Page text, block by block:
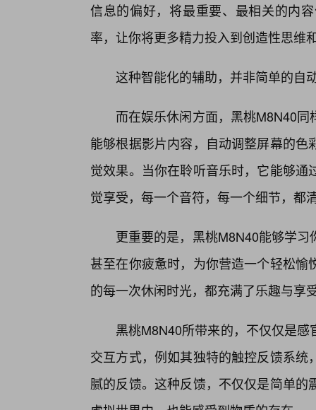
信息的偏好，将最重要、最相关的内
率，让你将更多精力投入到创造性思维
这种智能化的辅助，并非简单的自
而在娱乐休闲方面，黑桃M8N40
能够根据影片内容，自动调整屏幕的
觉效果。当你在聆听音乐时，它能够
觉享受，每一个音符，每一个细节，都
更重要的是，黑桃M8N40能够学
甚至在你疲惫时，为你营造一个轻松
的每一次休闲时光，都充满了乐趣与享
黑桃M8N40所带来的，不仅仅是
交互方式，例如其独特的触控反馈系
腻的反馈。这种反馈，不仅仅是简单